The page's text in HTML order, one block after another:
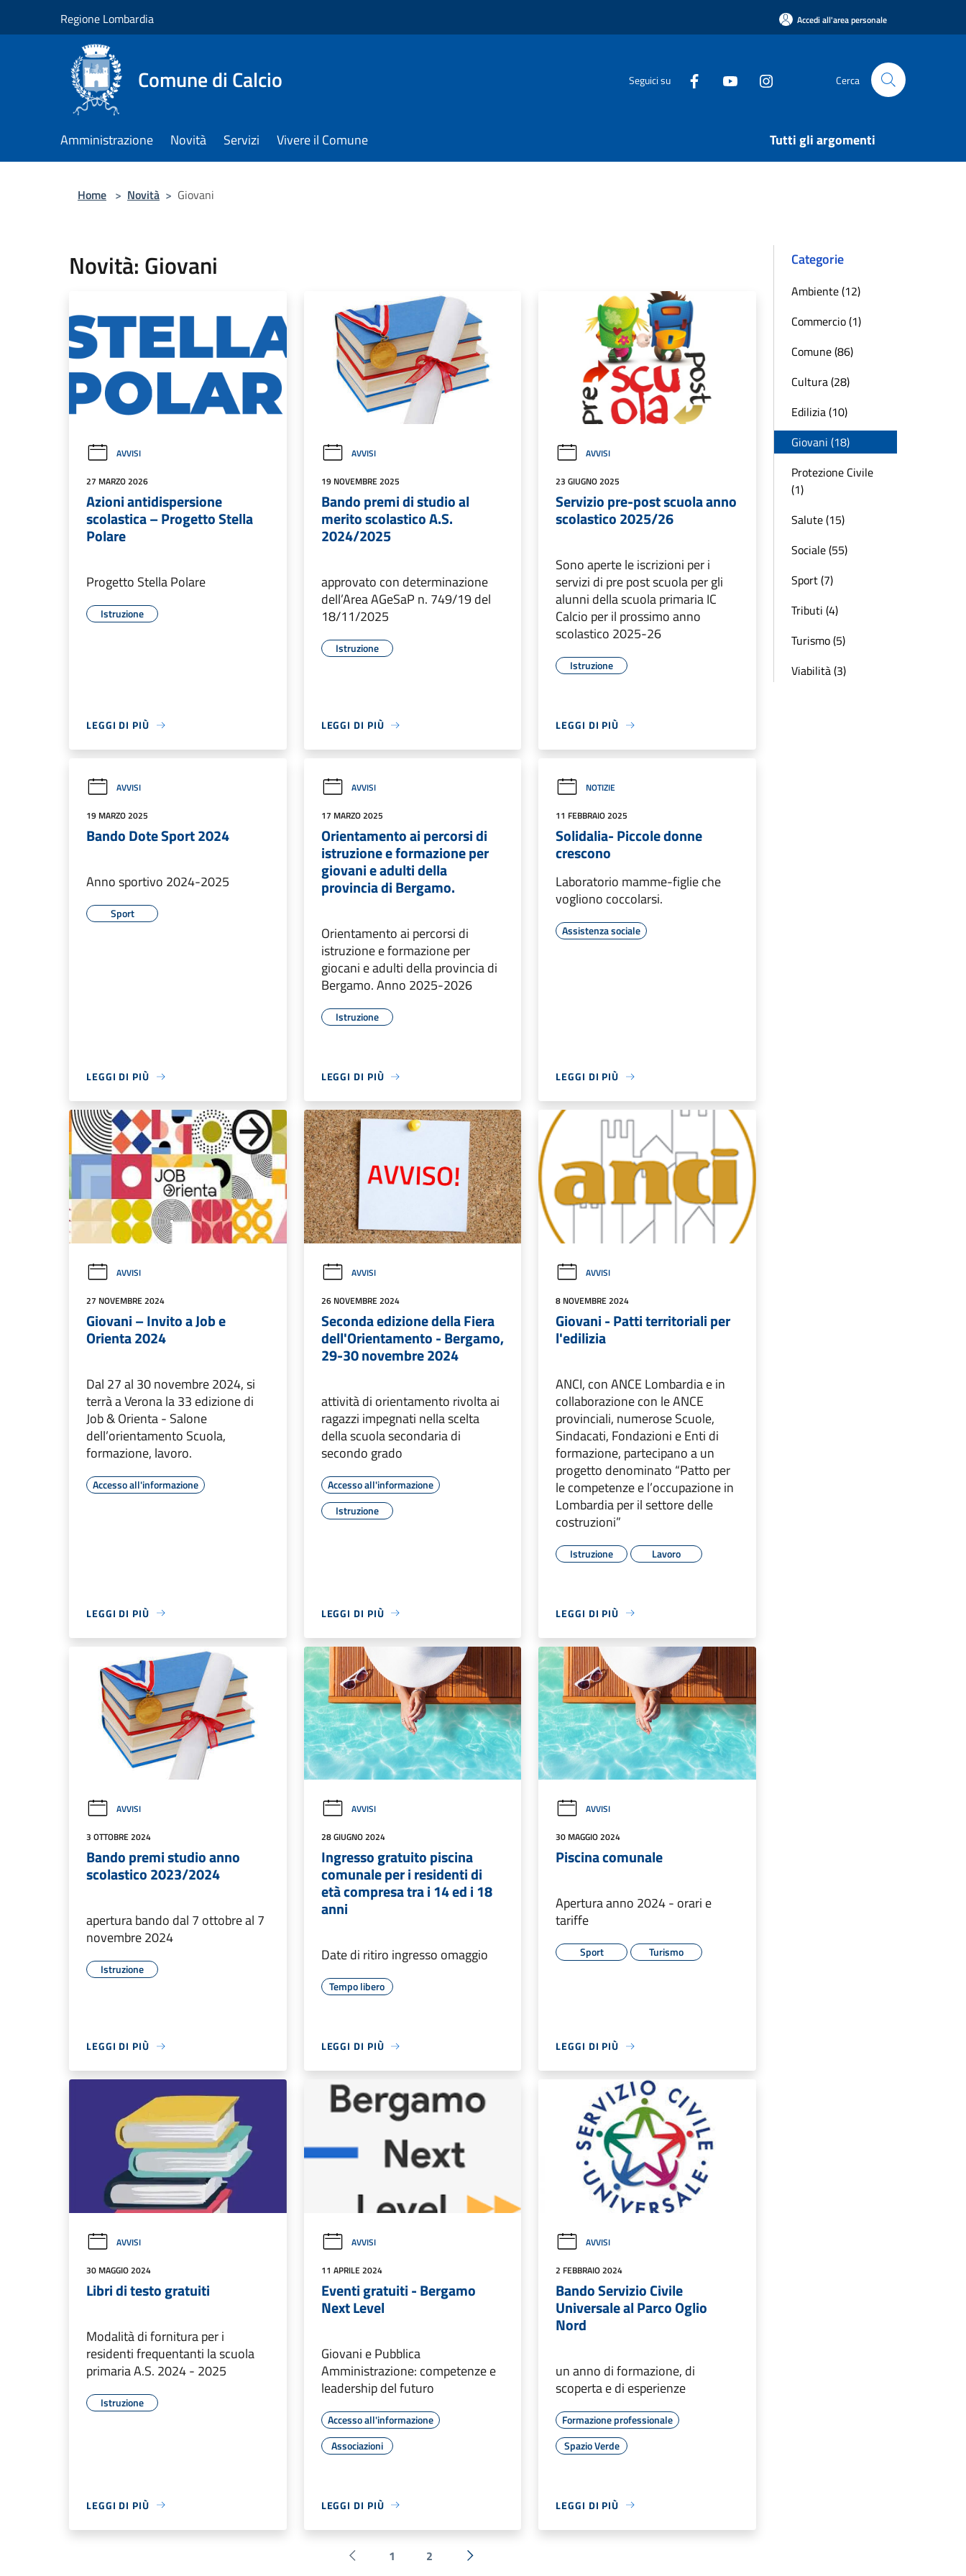
Regione Lombardia Accedi all'area personale
Comune di Calcio Seguici su Cerca
Amministrazione Novità Servizi Vivere il Comune Tutti gli argomenti
Home > Novità > Giovani
Novità: Giovani
AVVISI
27 MARZO 2026
Azioni antidispersione
scolastica – Progetto Stella
Polare
Progetto Stella Polare
Istruzione
LEGGI DI PIÙ
AVVISI
19 NOVEMBRE 2025
Bando premi di studio al
merito scolastico A.S.
2024/2025
approvato con determinazione
dell’Area AGeSaP n. 749/19 del
18/11/2025
Istruzione
LEGGI DI PIÙ
AVVISI
23 GIUGNO 2025
Servizio pre-post scuola anno
scolastico 2025/26
Sono aperte le iscrizioni per i
servizi di pre post scuola per gli
alunni della scuola primaria IC
Calcio per il prossimo anno
scolastico 2025-26
Istruzione
LEGGI DI PIÙ
AVVISI
19 MARZO 2025
Bando Dote Sport 2024
Anno sportivo 2024-2025
Sport
LEGGI DI PIÙ
AVVISI
17 MARZO 2025
Orientamento ai percorsi di
istruzione e formazione per
giovani e adulti della
provincia di Bergamo.
Orientamento ai percorsi di
istruzione e formazione per
giocani e adulti della provincia di
Bergamo. Anno 2025-2026
Istruzione
LEGGI DI PIÙ
NOTIZIE
11 FEBBRAIO 2025
Solidalia- Piccole donne
crescono
Laboratorio mamme-figlie che
vogliono coccolarsi.
Assistenza sociale
LEGGI DI PIÙ
AVVISI
27 NOVEMBRE 2024
Giovani – Invito a Job e
Orienta 2024
Dal 27 al 30 novembre 2024, si
terrà a Verona la 33 edizione di
Job & Orienta - Salone
dell’orientamento Scuola,
formazione, lavoro.
Accesso all'informazione
LEGGI DI PIÙ
AVVISI
26 NOVEMBRE 2024
Seconda edizione della Fiera
dell'Orientamento - Bergamo,
29-30 novembre 2024
attività di orientamento rivolta ai
ragazzi impegnati nella scelta
della scuola secondaria di
secondo grado
Accesso all'informazione
Istruzione
LEGGI DI PIÙ
AVVISI
8 NOVEMBRE 2024
Giovani - Patti territoriali per
l'edilizia
ANCI, con ANCE Lombardia e in
collaborazione con le ANCE
provinciali, numerose Scuole,
Sindacati, Fondazioni e Enti di
formazione, partecipano a un
progetto denominato “Patto per
le competenze e l’occupazione in
Lombardia per il settore delle
costruzioni”
Istruzione Lavoro
LEGGI DI PIÙ
AVVISI
3 OTTOBRE 2024
Bando premi studio anno
scolastico 2023/2024
apertura bando dal 7 ottobre al 7
novembre 2024
Istruzione
LEGGI DI PIÙ
AVVISI
28 GIUGNO 2024
Ingresso gratuito piscina
comunale per i residenti di
età compresa tra i 14 ed i 18
anni
Date di ritiro ingresso omaggio
Tempo libero
LEGGI DI PIÙ
AVVISI
30 MAGGIO 2024
Piscina comunale
Apertura anno 2024 - orari e
tariffe
Sport Turismo
LEGGI DI PIÙ
AVVISI
30 MAGGIO 2024
Libri di testo gratuiti
Modalità di fornitura per i
residenti frequentanti la scuola
primaria A.S. 2024 - 2025
Istruzione
LEGGI DI PIÙ
AVVISI
11 APRILE 2024
Eventi gratuiti - Bergamo
Next Level
Giovani e Pubblica
Amministrazione: competenze e
leadership del futuro
Accesso all'informazione
Associazioni
LEGGI DI PIÙ
AVVISI
2 FEBBRAIO 2024
Bando Servizio Civile
Universale al Parco Oglio
Nord
un anno di formazione, di
scoperta e di esperienze
Formazione professionale
Spazio Verde
LEGGI DI PIÙ
Pagina precedente
1 2
Successiva »
Categorie
Ambiente (12)
Commercio (1)
Comune (86)
Cultura (28)
Edilizia (10)
Giovani (18)
Protezione Civile
(1)
Salute (15)
Sociale (55)
Sport (7)
Tributi (4)
Turismo (5)
Viabilità (3)